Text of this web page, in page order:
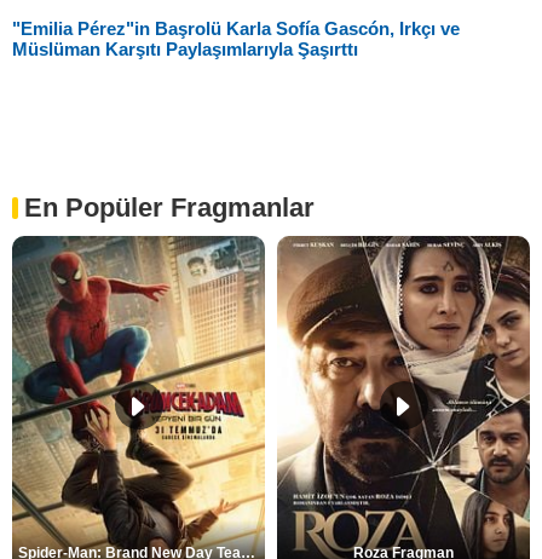
"Emilia Pérez"in Başrolü Karla Sofía Gascón, Irkçı ve
Müslüman Karşıtı Paylaşımlarıyla Şaşırttı
En Popüler Fragmanlar
Spider-Man: Brand New Day Teaser Roza Fragman